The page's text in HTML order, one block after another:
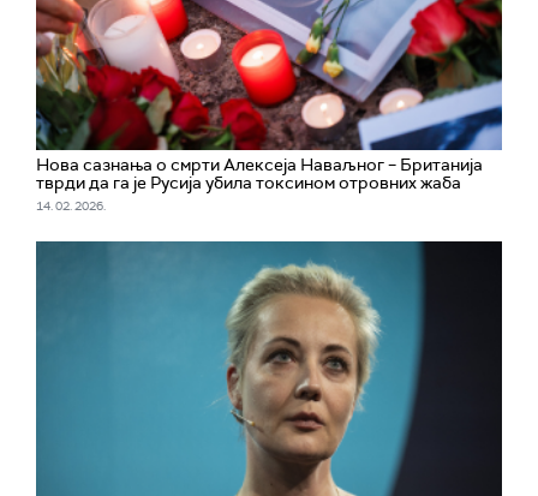
Нова сазнања о смрти Алексеја Наваљног – Британија
тврди да га је Русија убила токсином отровних жаба
14. 02. 2026.